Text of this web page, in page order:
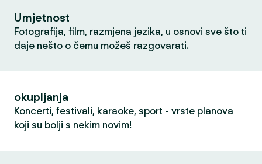
Umjetnost
Fotografija, film, razmjena jezika, u osnovi sve što ti
daje nešto o čemu možeš razgovarati.
okupljanja
Koncerti, festivali, karaoke, sport - vrste planova
koji su bolji s nekim novim!